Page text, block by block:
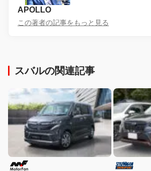
APOLLO
この著者の記事をもっと見る
スバルの関連記事